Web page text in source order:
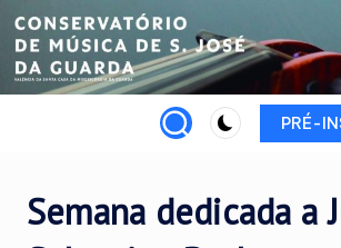
Skip
content
PRÉ-
Semana dedicada a